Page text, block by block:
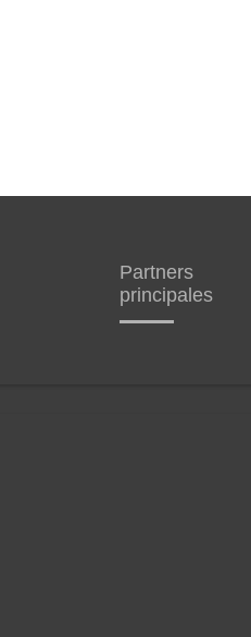
Partners
principales